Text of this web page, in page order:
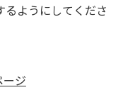
るようにしてくださ
ージ